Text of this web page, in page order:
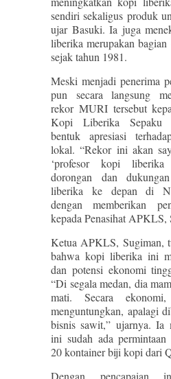
sendiri sekaligus produk
ujar Basuki. Ia juga
liberika merupakan bagian
sejak tahun 1981.
Meski menjadi penerima
pun secara langsung
rekor MURI tersebut
Kopi Liberika Sepaku
bentuk apresiasi
lokal. “Rekor ini akan
‘profesor kopi liberika
dorongan dan
liberika ke depan di
dengan memberikan
kepada Penasihat APKLS,
Ketua APKLS, Sugiman,
bahwa kopi liberika ini
dan potensi ekonomi
“Di segala medan, dia
mati. Secara
menguntungkan, apalagi
bisnis sawit,” ujarnya. Ia
ini sudah ada permintaan
20 kontainer biji kopi dari
Dengan